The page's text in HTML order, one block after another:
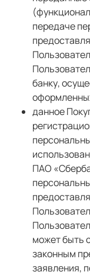
передаче
банку,
данное
ПАО
может быть
законным
заявления,